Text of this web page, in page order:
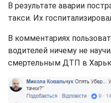
В результате аварии
такси. Их
В комментариях
водителей ничему не
смертельным ДТП в